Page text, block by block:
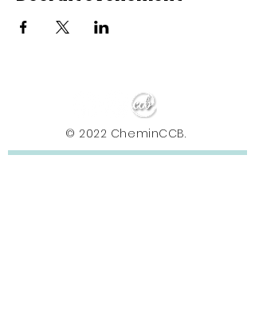
© 2022 CheminCCB.